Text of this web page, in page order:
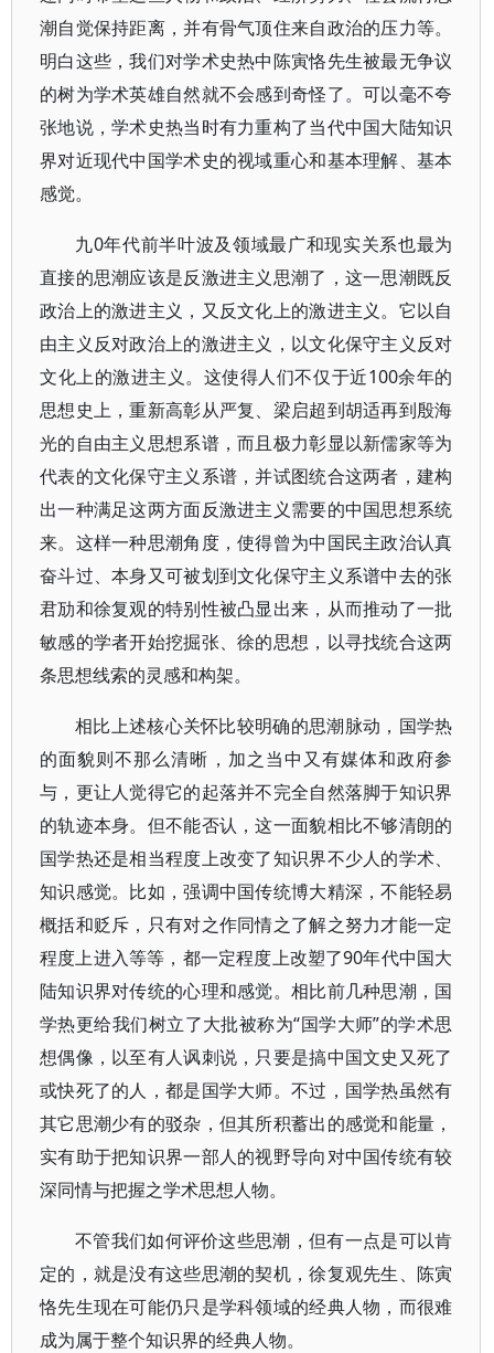
潮自觉保持距离，并有骨气顶住来自政治的压力等。
明白这些，我们对学术史热中陈寅恪先生被最无争议
的树为学术英雄自然就不会感到奇怪了。可以毫不夸
张地说，学术史热当时有力重构了当代中国大陆知识
界对近现代中国学术史的视域重心和基本理解、基本
感觉。
九0年代前半叶波及领域最广和现实关系也最为
直接的思潮应该是反激进主义思潮了，这一思潮既反
政治上的激进主义，又反文化上的激进主义。它以自
由主义反对政治上的激进主义，以文化保守主义反对
文化上的激进主义。这使得人们不仅于近100余年的
思想史上，重新高彰从严复、梁启超到胡适再到殷海
光的自由主义思想系谱，而且极力彰显以新儒家等为
代表的文化保守主义系谱，并试图统合这两者，建构
出一种满足这两方面反激进主义需要的中国思想系统
来。这样一种思潮角度，使得曾为中国民主政治认真
奋斗过、本身又可被划到文化保守主义系谱中去的张
君劢和徐复观的特别性被凸显出来，从而推动了一批
敏感的学者开始挖掘张、徐的思想，以寻找统合这两
条思想线索的灵感和构架。
相比上述核心关怀比较明确的思潮脉动，国学热
的面貌则不那么清晰，加之当中又有媒体和政府参
与，更让人觉得它的起落并不完全自然落脚于知识界
的轨迹本身。但不能否认，这一面貌相比不够清朗的
国学热还是相当程度上改变了知识界不少人的学术、
知识感觉。比如，强调中国传统博大精深，不能轻易
概括和贬斥，只有对之作同情之了解之努力才能一定
程度上进入等等，都一定程度上改塑了90年代中国大
陆知识界对传统的心理和感觉。相比前几种思潮，国
学热更给我们树立了大批被称为“国学大师”的学术思
想偶像，以至有人讽刺说，只要是搞中国文史又死了
或快死了的人，都是国学大师。不过，国学热虽然有
其它思潮少有的驳杂，但其所积蓄出的感觉和能量，
实有助于把知识界一部人的视野导向对中国传统有较
深同情与把握之学术思想人物。
不管我们如何评价这些思潮，但有一点是可以肯
定的，就是没有这些思潮的契机，徐复观先生、陈寅
恪先生现在可能仍只是学科领域的经典人物，而很难
成为属于整个知识界的经典人物。